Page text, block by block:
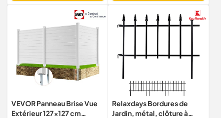
VEVOR Panneau Brise Vue
Extérieur 127x127 cm
Relaxdays Bordures de
Jardin, métal, clôture à